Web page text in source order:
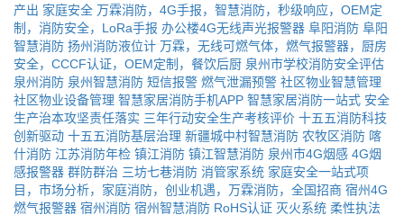
产出 家庭安全 万霖消防，4G手报，智慧消防，秒级响应，OEM定
制，消防安全，LoRa手报 办公楼4G无线声光报警器 阜阳消防 阜阳
智慧消防 扬州消防液位计 万霖，无线可燃气体，燃气报警器，厨房
安全，CCCF认证，OEM定制，餐饮后厨 泉州市学校消防安全评估
泉州消防 泉州智慧消防 短信报警 燃气泄漏预警 社区物业智慧管理
社区物业设备管理 智慧家居消防手机APP 智慧家居消防一站式 安全
生产治本攻坚责任落实 三年行动安全生产考核评价 十五五消防科技
创新驱动 十五五消防基层治理 新疆城中村智慧消防 农牧区消防 喀
什消防 江苏消防年检 镇江消防 镇江智慧消防 泉州市4G烟感 4G烟
感报警器 群防群治 三坊七巷消防 消管家系统 家庭安全一站式项
目，市场分析，家庭消防，创业机遇，万霖消防，全国招商 宿州4G
燃气报警器 宿州消防 宿州智慧消防 RoHS认证 灭火系统 柔性执法